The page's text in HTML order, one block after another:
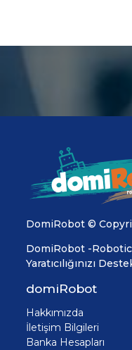
DomiRobot ©
DomiRobot -Robotic
Yaratıcılığınızı
domiRobot
Hakkımızda
İletişim Bilgileri
Banka Hesapları